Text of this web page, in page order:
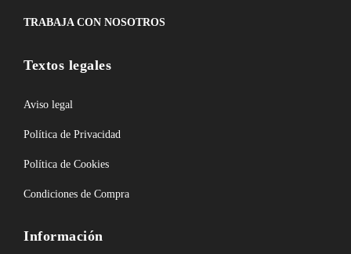
TRABAJA CON NOSOTROS
Textos legales
Aviso legal
Política de Privacidad
Política de Cookies
Condiciones de Compra
Información